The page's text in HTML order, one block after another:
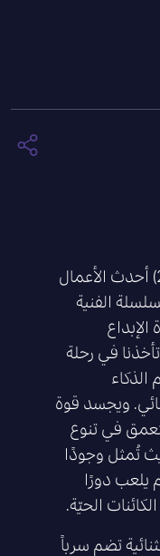
“عندما يأتي الغد- الجزء الأول” (2023) أحدث الأعمال
الفنية
في رحلة
ويجسد قوة
في تنوع
تُمثل وجودًا
يلعب دورًا
الحيّة.
تضم سرباً